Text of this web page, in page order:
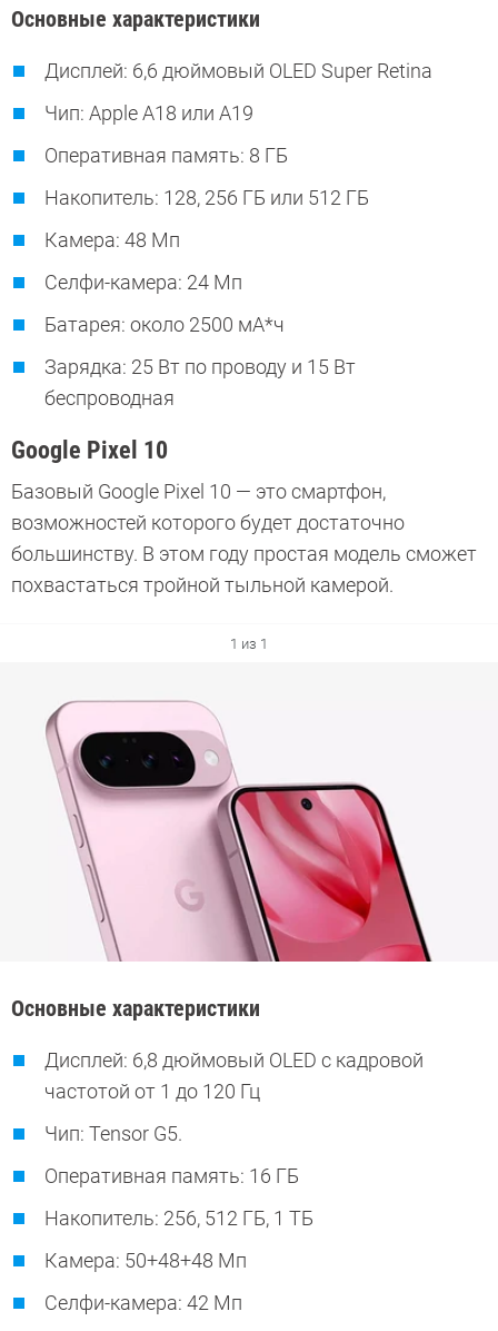
Основные характеристики
Дисплей: 6,6 дюймовый OLED Super Retina
Чип: Apple A18 или A19
Оперативная память: 8 ГБ
Накопитель: 128, 256 ГБ или 512 ГБ
Камера: 48 Мп
Селфи-камера: 24 Мп
Батарея: около 2500 мА*ч
Зарядка: 25 Вт по проводу и 15 Вт
беспроводная
Google Pixel 10
Базовый Google Pixel 10 — это смартфон,
возможностей которого будет достаточно
большинству. В этом году простая модель сможет
похвастаться тройной тыльной камерой.
1 из 1
Основные характеристики
Дисплей: 6,8 дюймовый OLED с кадровой
частотой от 1 до 120 Гц
Чип: Tensor G5.
Оперативная память: 16 ГБ
Накопитель: 256, 512 ГБ, 1 ТБ
Камера: 50+48+48 Мп
Селфи-камера: 42 Мп